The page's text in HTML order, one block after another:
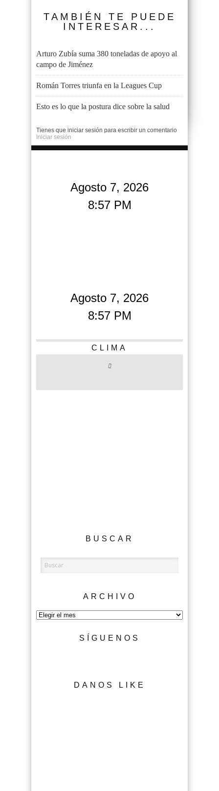
TAMBIÉN TE PUEDE
INTERESAR...
Arturo Zubía suma 380 toneladas de apoyo al
campo de Jiménez
Román Torres triunfa en la Leagues Cup
Esto es lo que la postura dice sobre la salud
Tienes que iniciar sesión para escribir un comentario
Iniciar sesión
Agosto 7, 2026
8:57 PM
Agosto 7, 2026
8:57 PM
CLIMA
BUSCAR
ARCHIVO
Archivo
SÍGUENOS
DANOS LIKE